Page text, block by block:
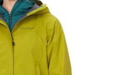
卡、不需儲值。
證，即可結帳。
再付款。
後付」後，將跳轉至「AFTEE先享後付」
後，即可完成結帳。
費通知簡訊。
上)免運費
上)免運費